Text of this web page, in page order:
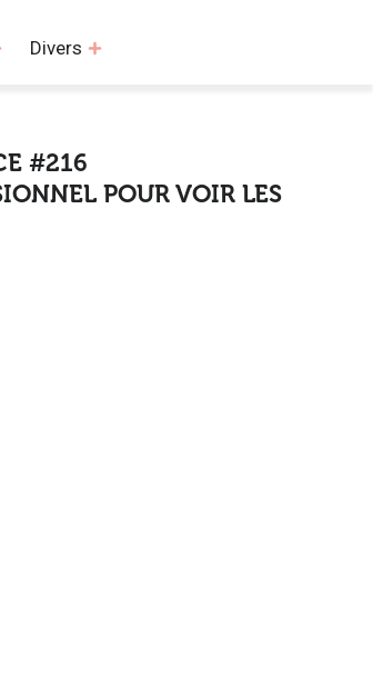
Divers
#216
POUR VOIR LES